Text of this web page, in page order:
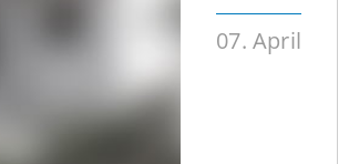
07. April